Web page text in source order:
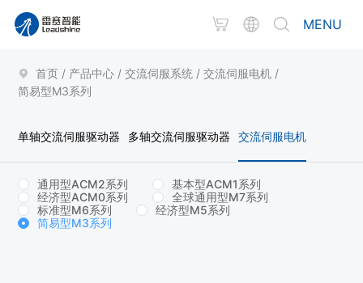
MENU
首页 / 产品中心 / 交流伺服系统 / 交流伺服电机 /
简易型M3系列
单轴交流伺服驱动器 多轴交流伺服驱动器 交流伺服电机
通用型ACM2系列
基本型ACM1系列
经济型ACM0系列
全球通用型M7系列
标准型M6系列
经济型M5系列
简易型M3系列